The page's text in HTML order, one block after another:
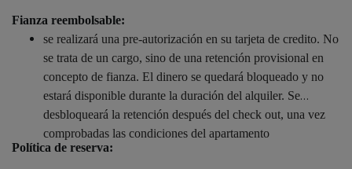
Fianza reembolsable:
se realizará una pre-autorización en su tarjeta de credito. No
se trata de un cargo, sino de una retención provisional en
concepto de fianza. El dinero se quedará bloqueado y no
estará disponible durante la duración del alquiler. Se
desbloqueará la retención después del check out, una vez
comprobadas las condiciones del apartamento
Política de reserva: